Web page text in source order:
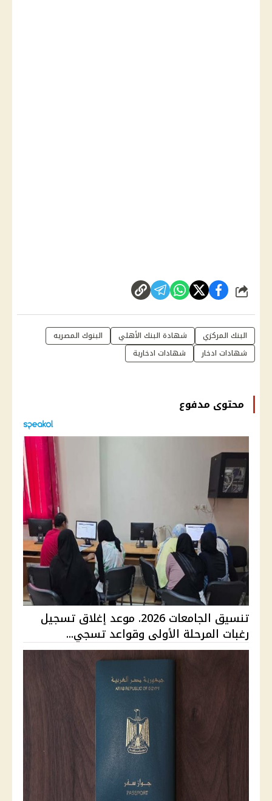
شارك
البنك المركزي شهادة البنك الأهلي
البنوك المصريه
شهادات ادخار
شهادات ادخارية
محتوى مدفوع
تنسيق الجامعات 2026. موعد إغلاق تسجيل
رغبات المرحلة الأولى وقواعد تسجي...